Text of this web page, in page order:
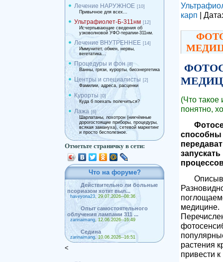
Лечение НАРУЖНОЕ [10]
Привычное для всех...
Ультрафиолет-Б-311нм [12]
Исчерпывающие сведения об
узковолновой УФО-терапии-311нм.
Лечение ВНУТРЕННЕЕ [14]
Иммунитет, обмен, нервы,
вегетатика...
Процедуры и фон [8]
Ванны, грязи, курорты, биоэнергетика
Центры и специалисты [2]
Фамилии, адреса, расценки
Курорты [0]
Куда б поехать полечиться?
Лажа [6]
Шарлатаны, лохотрон (никчёмные
дорогостоящие приборы, процедуры,
всякая замануха), сетевой маркетинг
и просто бесполезное.
Отметьте страничку в сети:
Что на форуме?
Действительно ли больные
псориазом хотят выл...
haveyona23 , 29.07.2026--08:36
Опыт самостоятельного
облучения лампами 311 ...
zarinaimang , 12.06.2026--16:49
Седина
zarinaimang, 10.06.2026--16:51
<
карп |
(Что такое
понятно,
способны
медицине.
растения
привести